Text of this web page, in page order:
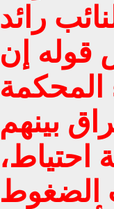
رائد
قوله إن
بينهم
احتياط،
الضغوط